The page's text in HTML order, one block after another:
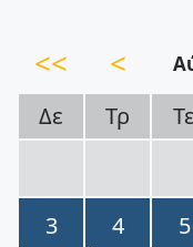
<< <
Δε Τρ Τε
3
4 5